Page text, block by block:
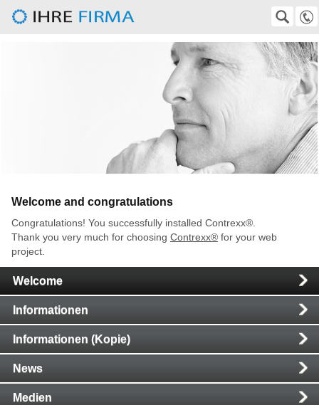
Suche
VolkerKempf@aol.com, wirtz@superkabel.de
Mobile
Welcome and congratulations
Congratulations! You successfully installed Contrexx®.
Thank you very much for choosing Contrexx® for your web
project.
Navigation
Welcome
Informationen
Informationen (Kopie)
News
Medien